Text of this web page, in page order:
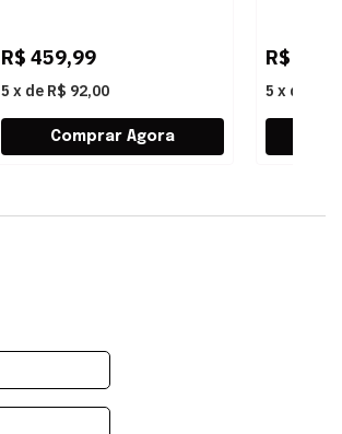
R$ 459,99
5 x de R$ 92,00
R$
5 x de